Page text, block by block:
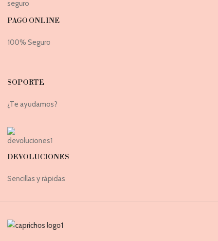
PAGO ONLINE
100% Seguro
SOPORTE
¿Te ayudamos?
DEVOLUCIONES
Sencillas y rápidas